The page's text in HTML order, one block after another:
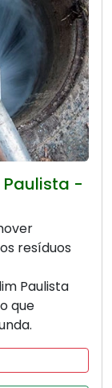
-
resíduos
Paulista
que